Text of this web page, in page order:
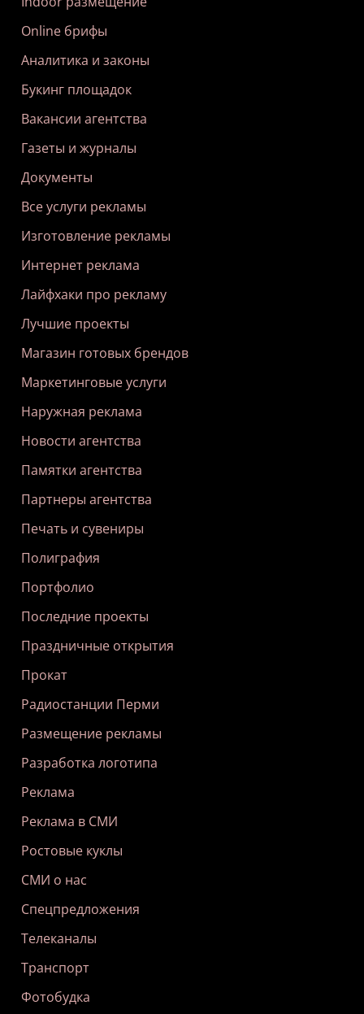
Online брифы
Аналитика и законы
Букинг площадок
Вакансии агентства
Газеты и журналы
Документы
Все услуги рекламы
Изготовление рекламы
Интернет реклама
Лайфхаки про рекламу
Лучшие проекты
Магазин готовых брендов
Маркетинговые услуги
Наружная реклама
Новости агентства
Памятки агентства
Партнеры агентства
Печать и сувениры
Полиграфия
Портфолио
Последние проекты
Праздничные открытия
Прокат
Радиостанции Перми
Размещение рекламы
Разработка логотипа
Реклама
Реклама в СМИ
Ростовые куклы
СМИ о нас
Спецпредложения
Телеканалы
Транспорт
Фотобудка